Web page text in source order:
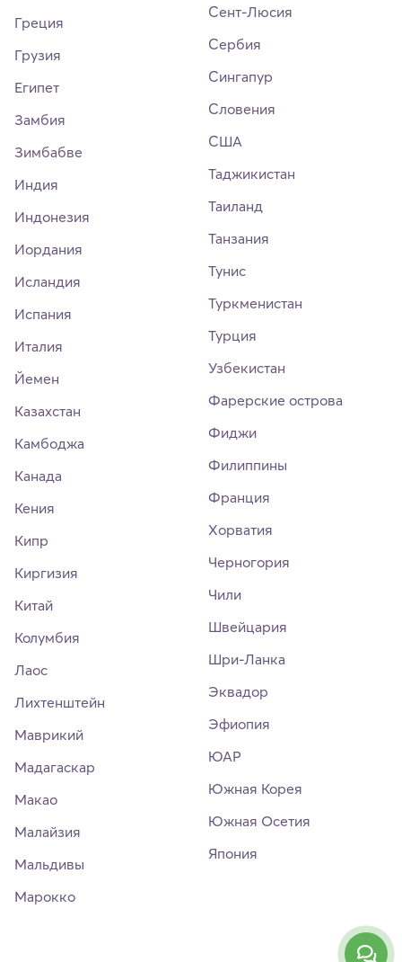
Греция
Грузия
Египет
Замбия
Зимбабве
Индия
Индонезия
Иордания
Исландия
Испания
Италия
Йемен
Казахстан
Камбоджа
Канада
Кения
Кипр
Киргизия
Китай
Колумбия
Лаос
Лихтенштейн
Маврикий
Мадагаскар
Макао
Малайзия
Мальдивы
Марокко
Сент-Люсия
Сербия
Сингапур
Словения
США
Таджикистан
Таиланд
Танзания
Тунис
Туркменистан
Турция
Узбекистан
Фарерские острова
Фиджи
Филиппины
Франция
Хорватия
Черногория
Чили
Швейцария
Шри-Ланка
Эквадор
Эфиопия
ЮАР
Южная Корея
Южная Осетия
Япония